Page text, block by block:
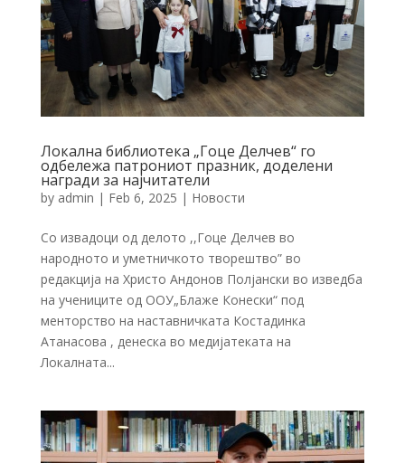
Локална библиотека „Гоце Делчев“ го
одбележа патрониот празник, доделени
награди за најчитатели
by admin | Feb 6, 2025 | Новости
Со извадоци од делото ,,Гоце Делчев во
народното и уметничкото творештво” во
редакција на Христо Андонов Полјански во изведба
на учениците од ООУ„Блаже Конески“ под
менторство на наставничката Костадинка
Атанасова , денеска во медијатеката на
Локалната...